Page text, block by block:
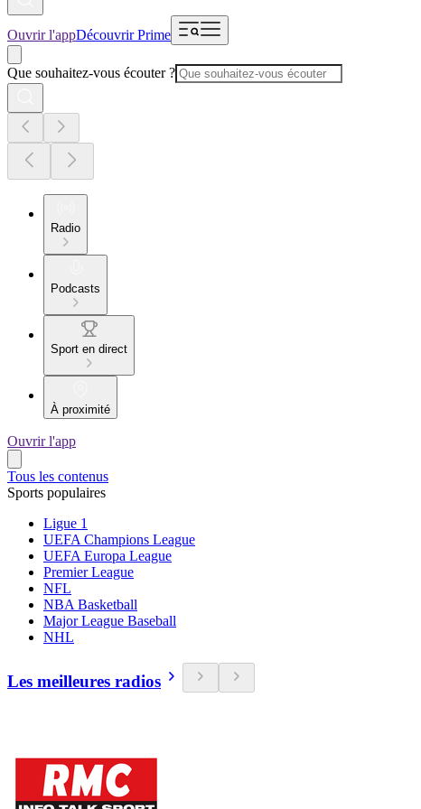
Ouvrir l'appDécouvrir Prime
Que souhaitez-vous écouter ?
Radio
Podcasts
Sport en direct
À proximité
Ouvrir l'app
Tous les contenus
Sports populaires
Ligue 1
UEFA Champions League
UEFA Europa League
Premier League
NFL
NBA Basketball
Major League Baseball
NHL
Les meilleures radios